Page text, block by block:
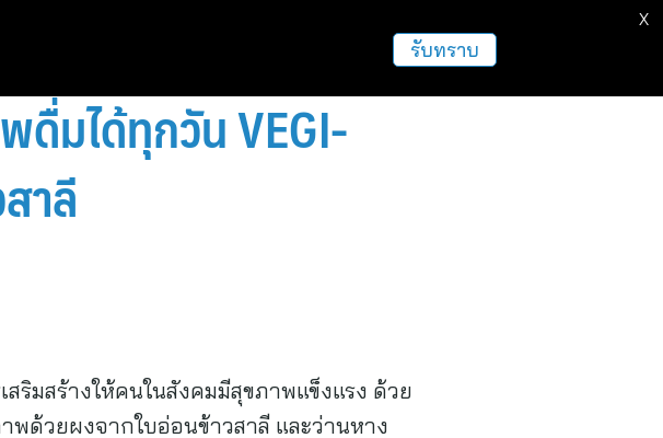
ฝากข่าวประชาสัมพันธ์
มได้ทุกวัน VEGI-
าลี
ริมสร้างให้คนในสังคมมีสุขภาพแข็งแรง ด้วย
ด้วยผงจากใบอ่อนข้าวสาลี และว่านหาง
รับทราบ
X